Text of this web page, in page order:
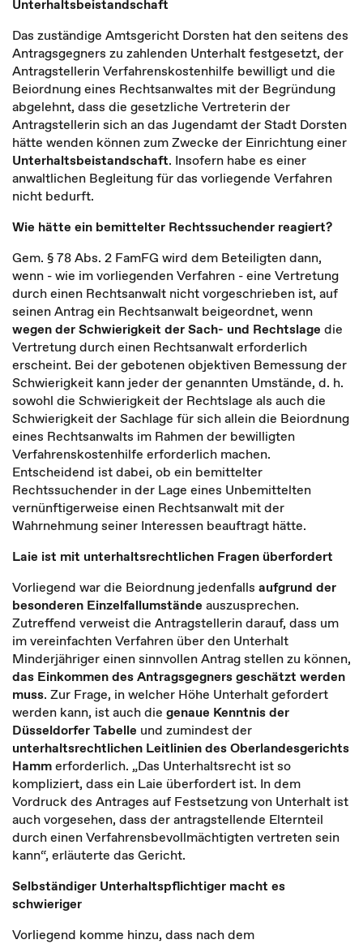
Unterhaltsbeistandschaft
Das zuständige Amtsgericht Dorsten hat den seitens des
Antragsgegners zu zahlenden Unterhalt festgesetzt, der
Antragstellerin Verfahrenskostenhilfe bewilligt und die
Beiordnung eines Rechtsanwaltes mit der Begründung
abgelehnt, dass die gesetzliche Vertreterin der
Antragstellerin sich an das Jugendamt der Stadt Dorsten
hätte wenden können zum Zwecke der Einrichtung einer
Unterhaltsbeistandschaft. Insofern habe es einer
anwaltlichen Begleitung für das vorliegende Verfahren
nicht bedurft.
Wie hätte ein bemittelter Rechtssuchender reagiert?
Gem. § 78 Abs. 2 FamFG wird dem Beteiligten dann,
wenn - wie im vorliegenden Verfahren - eine Vertretung
durch einen Rechtsanwalt nicht vorgeschrieben ist, auf
seinen Antrag ein Rechtsanwalt beigeordnet, wenn
wegen der Schwierigkeit der Sach- und Rechtslage die
Vertretung durch einen Rechtsanwalt erforderlich
erscheint. Bei der gebotenen objektiven Bemessung der
Schwierigkeit kann jeder der genannten Umstände, d. h.
sowohl die Schwierigkeit der Rechtslage als auch die
Schwierigkeit der Sachlage für sich allein die Beiordnung
eines Rechtsanwalts im Rahmen der bewilligten
Verfahrenskostenhilfe erforderlich machen.
Entscheidend ist dabei, ob ein bemittelter
Rechtssuchender in der Lage eines Unbemittelten
vernünftigerweise einen Rechtsanwalt mit der
Wahrnehmung seiner Interessen beauftragt hätte.
Laie ist mit unterhaltsrechtlichen Fragen überfordert
Vorliegend war die Beiordnung jedenfalls aufgrund der
besonderen Einzelfallumstände auszusprechen.
Zutreffend verweist die Antragstellerin darauf, dass um
im vereinfachten Verfahren über den Unterhalt
Minderjähriger einen sinnvollen Antrag stellen zu können,
das Einkommen des Antragsgegners geschätzt werden
muss. Zur Frage, in welcher Höhe Unterhalt gefordert
werden kann, ist auch die genaue Kenntnis der
Düsseldorfer Tabelle und zumindest der
unterhaltsrechtlichen Leitlinien des Oberlandesgerichts
Hammerforderlich. „Das Unterhaltsrecht ist so
kompliziert, dass ein Laie überfordert ist. In dem
Vordruck des Antrages auf Festsetzung von Unterhalt ist
auch vorgesehen, dass der antragstellende Elternteil
durch einen Verfahrensbevollmächtigten vertreten sein
kann“, erläuterte das Gericht.
Selbständiger Unterhaltspflichtiger macht es
schwieriger
Vorliegend komme hinzu, dass nach dem